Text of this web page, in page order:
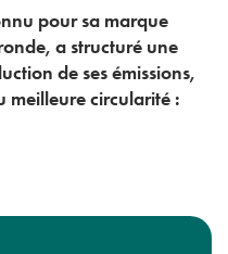
pour sa marque
a structuré une
de ses émissions,
meilleure circularité :